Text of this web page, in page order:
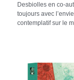
Desbiolles en co-
toujours avec
contemplatif sur le